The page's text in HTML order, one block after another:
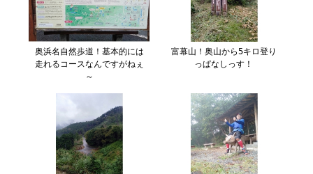
奥浜名自然歩道！基本的には
走れるコースなんですがねぇ
～
富幕山！奥山から5キロ登り
っぱなしっす！